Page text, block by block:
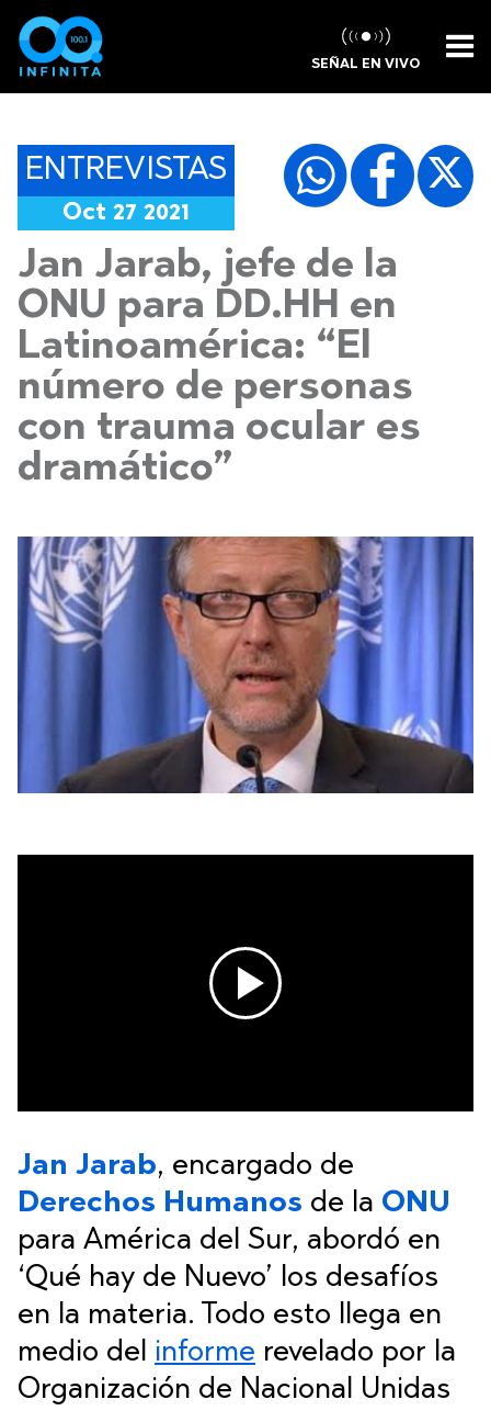
SEÑAL EN VIVO
ENTREVISTAS
Oct 27 2021
Jan Jarab, jefe de la
ONU para DD.HH en
Latinoamérica: “El
número de personas
con trauma ocular es
dramático”
Jan Jarab, encargado de
Derechos Humanos de la ONU
para América del Sur, abordó en
‘Qué hay de Nuevo’ los desafíos
en la materia. Todo esto llega en
medio del informe revelado por la
Organización de Nacional Unidas